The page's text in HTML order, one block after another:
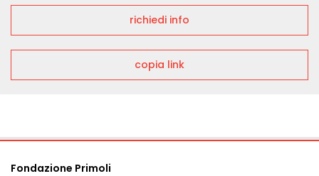
richiedi info
copia link
Fondazione Primoli